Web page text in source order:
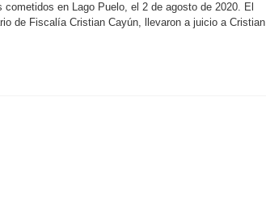
en Lago Puelo, el 2 de agosto de 2020. El
de Fiscalía Cristian Cayún, llevaron a juicio a Cristian